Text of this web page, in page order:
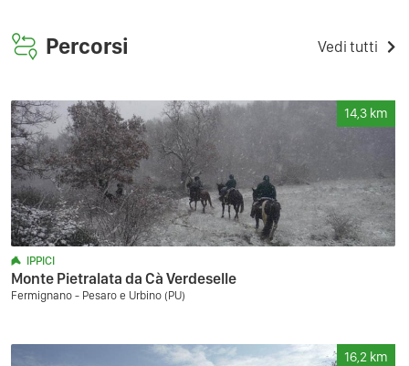
Percorsi Vedi tutti
14,3 km
IPPICI
Monte Pietralata da Cà Verdeselle
Fermignano - Pesaro e Urbino (PU)
16,2 km